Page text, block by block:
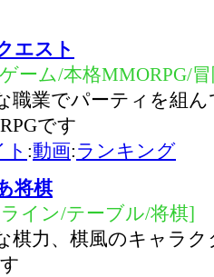
エスト
ーム/本格MMORPG/
職業でパーティを組
です
:動画:ランキング
将棋
イン/テーブル/将棋]
棋力、棋風のキャラ